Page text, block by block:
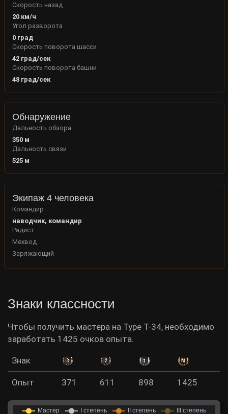
Скорость назад
20км/ч
Угол разворота
0град
Скорость поворота шасси
42град/сек
Скорость поворота башни
48град/сек
Обнаружение
Дальность обзора
350м
Дальность связи
525м
Экипаж 4 человека
Командир
наводчик, командир
Радист
Мехвод
Заряжающий
Знаки классности
Чтобы получить мастера на Type T-34, необходимо
заработать 1425 очков опыта.
Знак
Опыт 371 611 898 1425